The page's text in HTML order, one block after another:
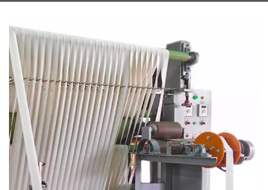
Yhe (KY)